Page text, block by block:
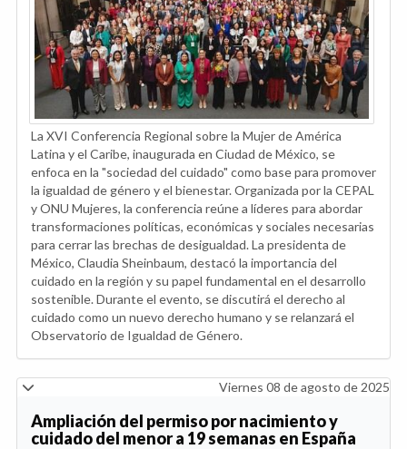
La XVI Conferencia Regional sobre la Mujer de América
Latina y el Caribe, inaugurada en Ciudad de México, se
enfoca en la "sociedad del cuidado" como base para promover
la igualdad de género y el bienestar. Organizada por la CEPAL
y ONU Mujeres, la conferencia reúne a líderes para abordar
transformaciones políticas, económicas y sociales necesarias
para cerrar las brechas de desigualdad. La presidenta de
México, Claudia Sheinbaum, destacó la importancia del
cuidado en la región y su papel fundamental en el desarrollo
sostenible. Durante el evento, se discutirá el derecho al
cuidado como un nuevo derecho humano y se relanzará el
Observatorio de Igualdad de Género.
Viernes 08 de agosto de 2025
Ampliación del permiso por nacimiento y
cuidado del menor a 19 semanas en España